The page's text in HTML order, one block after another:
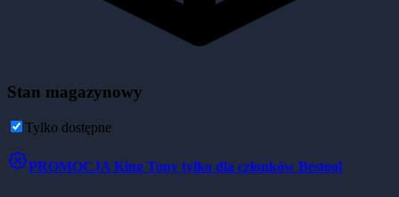
Stan magazynowy
Tylko dostępne
PROMOCJA King Tony tylko dla członków Bestool